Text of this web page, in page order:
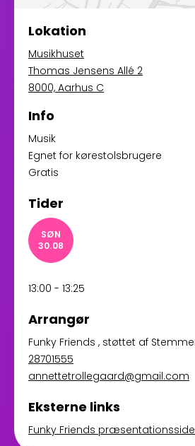
Lokation
Musikhuset
Thomas Jensens Allé 2
8000, Aarhus C
Info
Musik
Egnet for kørestolsbrugere
Gratis
Tider
SØN
30.08
13:00 - 13:25
Arrangør
Funky Friends , støttet af
28701555
annettetrollegaard@gmail.com
Eksterne links
Funky Friends præsentationsside